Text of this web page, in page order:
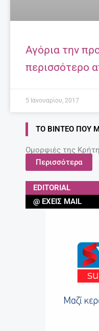
Αγόρια την
περισσότερο
5 Ιανουαρίου, 2017
ΤΟ ΒΊΝΤΕΟ ΠΟΥ
Ομορφιές της
Περισσότερα
EDITORIAL
@ ΈΧΕΙΣ MAIL